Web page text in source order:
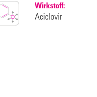
Wirkstoff:
Aciclovir